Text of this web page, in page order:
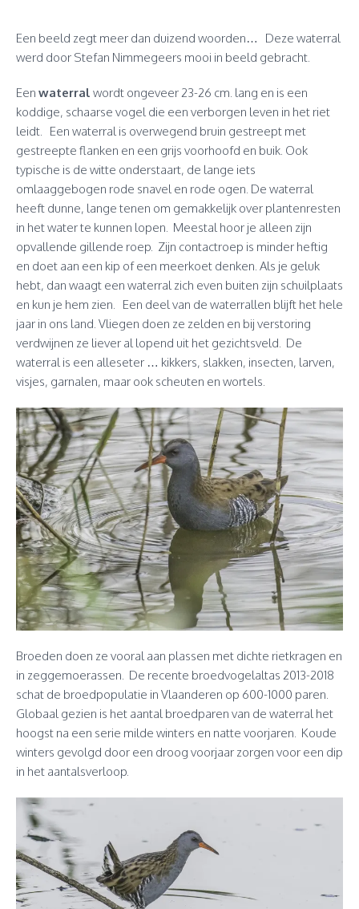
Een beeld zegt meer dan duizend woorden… Deze waterral
werd door Stefan Nimmegeers mooi in beeld gebracht.
Een waterral wordt ongeveer 23-26 cm. lang en is een
koddige, schaarse vogel die een verborgen leven in het riet
leidt. Een waterral is overwegend bruin gestreept met
gestreepte flanken en een grijs voorhoofd en buik. Ook
typische is de witte onderstaart, de lange iets
omlaaggebogen rode snavel en rode ogen. De waterral
heeft dunne, lange tenen om gemakkelijk over plantenresten
in het water te kunnen lopen. Meestal hoor je alleen zijn
opvallende gillende roep. Zijn contactroep is minder heftig
en doet aan een kip of een meerkoet denken. Als je geluk
hebt, dan waagt een waterral zich even buiten zijn schuilplaats
en kun je hem zien. Een deel van de waterrallen blijft het hele
jaar in ons land. Vliegen doen ze zelden en bij verstoring
verdwijnen ze liever al lopend uit het gezichtsveld. De
waterral is een alleseter … kikkers, slakken, insecten, larven,
visjes, garnalen, maar ook scheuten en wortels.
Broeden doen ze vooral aan plassen met dichte rietkragen en
in zeggemoerassen. De recente broedvogelaltas 2013-2018
schat de broedpopulatie in Vlaanderen op 600-1000 paren.
Globaal gezien is het aantal broedparen van de waterral het
hoogst na een serie milde winters en natte voorjaren. Koude
winters gevolgd door een droog voorjaar zorgen voor een dip
in het aantalsverloop.